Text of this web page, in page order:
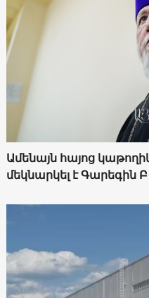
Ամենայն հայոց
մեկնարկել է Գարեգին